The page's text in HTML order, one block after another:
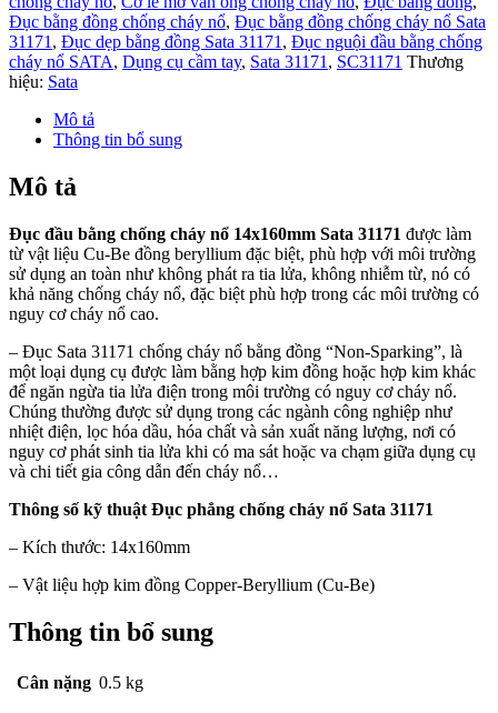
Đục bằng đồng chống cháy nổ, Đục bằng đồng chống cháy nổ Sata
31171 , Đục dẹp bằng đồng Sata 31171 , Đục nguội đầu bằng chống
cháy nổ SATA, Dụng cụ cầm tay, Sata 31171 , SC31171 Thương
hiệu: Sata
Mô tả
Thông tin bổ sung
Mô tả
Đục đầu bằng chống cháy nổ 14x160mm Sata 31171 được làm
từ vật liệu Cu-Be đồng beryllium đặc biệt, phù hợp với môi trường
sử dụng an toàn như không phát ra tia lửa, không nhiễm từ, nó có
khả năng chống cháy nổ, đặc biệt phù hợp trong các môi trường có
nguy cơ cháy nổ cao.
– Đục Sata 31171 chống cháy nổ bằng đồng “Non-Sparking”, là
một loại dụng cụ được làm bằng hợp kim đồng hoặc hợp kim khác
để ngăn ngừa tia lửa điện trong môi trường có nguy cơ cháy nổ.
Chúng thường được sử dụng trong các ngành công nghiệp như
nhiệt điện, lọc hóa dầu, hóa chất và sản xuất năng lượng, nơi có
nguy cơ phát sinh tia lửa khi có ma sát hoặc va chạm giữa dụng cụ
và chi tiết gia công dẫn đến cháy nổ…
Thông số kỹ thuật Đục phẳng chống cháy nổ Sata 31171
– Kích thước: 14x160mm
– Vật liệu hợp kim đồng Copper-Beryllium (Cu-Be)
Thông tin bổ sung
Cân nặng 0.5 kg